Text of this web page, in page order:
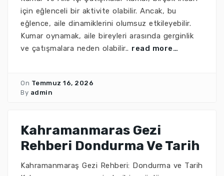
için eğlenceli bir aktivite olabilir. Ancak, bu
eğlence, aile dinamiklerini olumsuz etkileyebilir.
Kumar oynamak, aile bireyleri arasında gerginlik
ve çatışmalara neden olabilir.. read more…
On Temmuz 16, 2026
By admin
Kahramanmaras Gezi
Rehberi Dondurma Ve Tarih
Kahramanmaraş Gezi Rehberi: Dondurma ve Tarih